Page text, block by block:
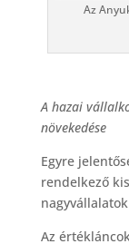
Az
A hazai
növekedése
Egyre
rendelkező
Az